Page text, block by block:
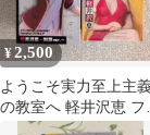
¥2,500
ようこそ実力至上主
の教室へ 軽井沢恵 フ
ギュア 2種セット